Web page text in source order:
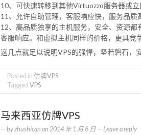
10、可快速转移到其他Virtuozzo服务器或
11、允许自助管理，客服响应快，服务品质
12、高品质独享的主机服务，安全、资源
客服响应。和虚拟主机同样的价格，更具竞
这几点就足以说明VPS的强悍，坚若磐石，
Posted in 仿牌VPS
Tagged VPS
马来西亚仿牌VPS
— byzhushican on 2014 年 1 月 6 日 — Leave a reply